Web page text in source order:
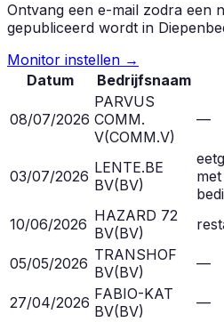
Ontvang een e-mail zodra een
gepubliceerd wordt in
Monitor instellen →
Datum
Bedrijfsnaam
08/07/2026
PARVUS
COMM.
V(COMM.V)
—
03/07/2026 LENTE.BE
BV(BV)
10/06/2026 HAZARD 72
BV(BV)
05/05/2026 TRANSHOF
BV(BV) —
27/04/2026 FABIO-KAT
BV(BV) —